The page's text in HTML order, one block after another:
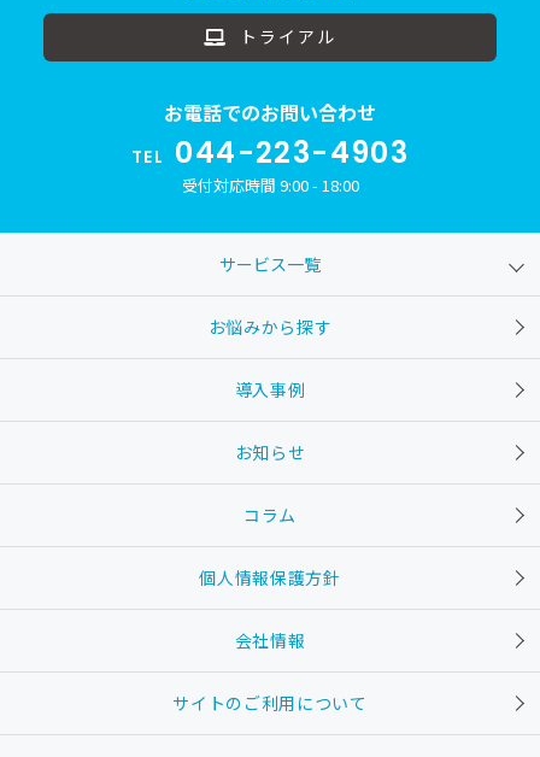
トライアル
お電話でのお問い合わせ
TEL 044-223-4903
受付対応時間 9:00 - 18:00
サービス一覧
お悩みから探す
導入事例
お知らせ
コラム
個人情報保護方針
会社情報
サイトのご利用について